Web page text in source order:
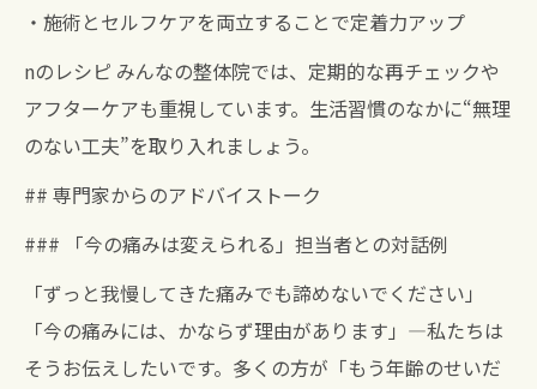
・施術とセルフケアを両立することで定着力アップ
nのレシピ みんなの整体院では、定期的な再チェックや
アフターケアも重視しています。生活習慣のなかに“無理
のない工夫”を取り入れましょう。
## 専門家からのアドバイストーク
### 「今の痛みは変えられる」担当者との対話例
「ずっと我慢してきた痛みでも諦めないでください」
「今の痛みには、かならず理由があります」—私たちは
そうお伝えしたいです。多くの方が「もう年齢のせいだ